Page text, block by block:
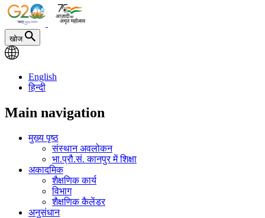
खोज
English
हिन्दी
Main navigation
मुख्य पृष्ठ
संस्थान अवलोकन
भा.प्रौ.सं. कानपुर में शिक्षा
अकादमिक
शैक्षणिक कार्य
विभाग
शैक्षणिक कैलेंडर
अनुसंधान